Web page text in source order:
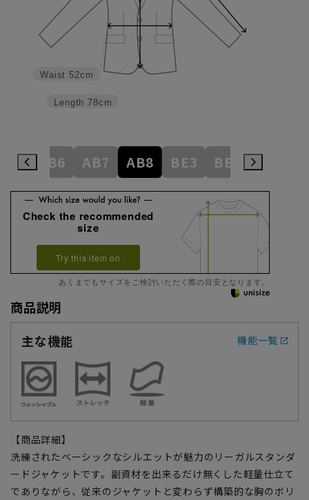
Length 78cm
Waist 52cm
AB6 AB7 AB8 BE3 BE4 BE5
Check the recommended
size
Try this item on
あくまでもサイズをご検討いただく際の目安となります。
商品説明
主な機能
機能一覧
【商品詳細】
洗練されたベーシックなシルエットが魅力のリーガルスタンダ
ードジャケットです。副資材を出来るだけ無くした軽量仕立て
でありながら、従来のジャケットと変わらず構築的な胸のボリ